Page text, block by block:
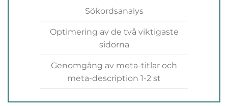
Sökordsanalys
Optimering av de två viktigaste
sidorna
Genomgång av meta-titlar och
meta-description 1-2 st